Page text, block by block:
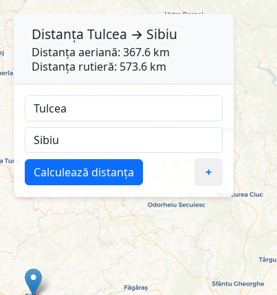
Distanța Tulcea → Sibiu
Distanța aeriană: 367.6 km
Distanța rutieră: 573.6 km
Calculează distanța +